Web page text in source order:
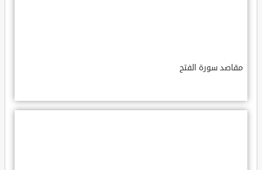
مقاصد سورة الفتح